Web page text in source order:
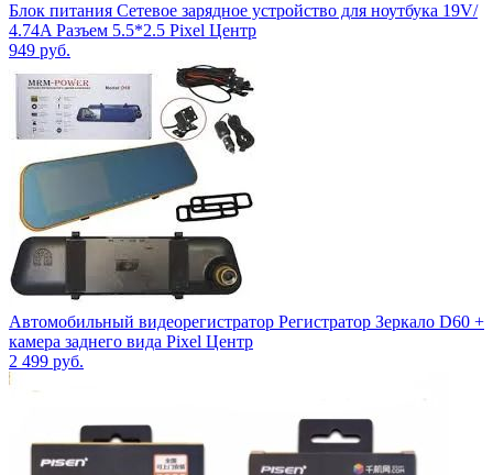
Блок питания Сетевое зарядное устройство для ноутбука 19V/
4.74A Разъем 5.5*2.5 Pixel Центр
949 руб.
Автомобильный видеорегистратор Регистратор Зеркало D60 +
камера заднего вида Pixel Центр
2 499 руб.